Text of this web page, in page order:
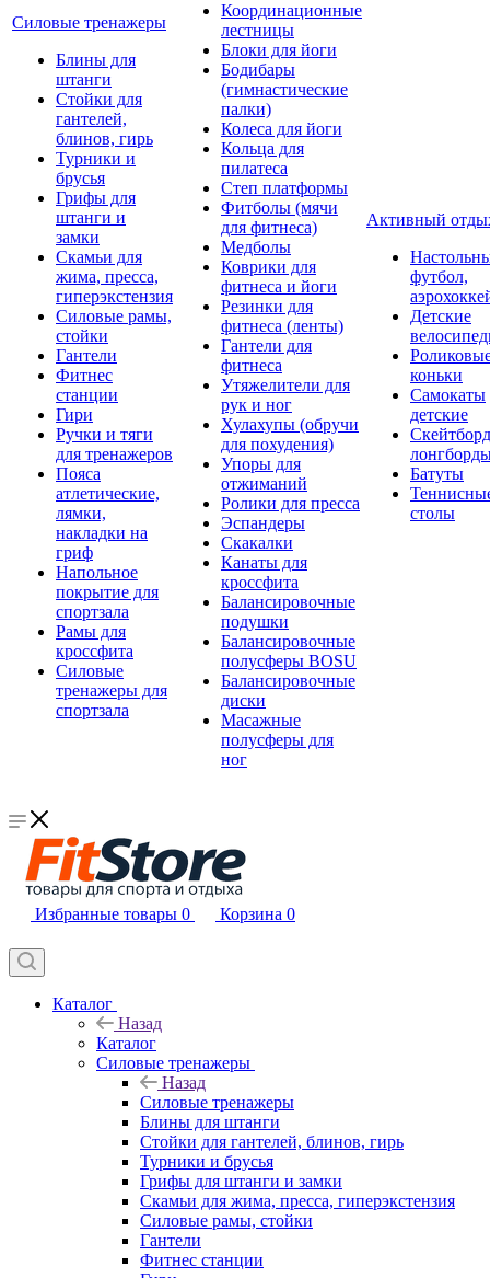
Силовые тренажеры
Блины для
штанги
Стойки для
гантелей,
блинов, гирь
Турники и
брусья
Грифы для
штанги и
замки
Скамьи для
жима, пресса,
гиперэкстензия
Силовые рамы,
стойки
Гантели
Фитнес
станции
Гири
Ручки и тяги
для тренажеров
Пояса
атлетические,
лямки,
накладки на
гриф
Напольное
покрытие для
спортзала
Рамы для
кроссфита
Силовые
тренажеры для
спортзала
Координационные
лестницы
Блоки для йоги
Бодибары
(гимнастические
палки)
Колеса для йоги
Кольца для
пилатеса
Степ платформы
Фитболы (мячи
для фитнеса)
Медболы
Коврики для
фитнеса и йоги
Резинки для
фитнеса (ленты)
Гантели для
фитнеса
Утяжелители для
рук и ног
Хулахупы (обручи
для похудения)
Упоры для
отжиманий
Ролики для пресса
Эспандеры
Скакалки
Канаты для
кроссфита
Балансировочные
подушки
Балансировочные
полусферы BOSU
Балансировочные
диски
Масажные
полусферы для
ног
Активный
футбол,
Детские
коньки
Самокаты
детские
Батуты
столы
Избранные товары 0 Корзина 0
Каталог
Назад
Каталог
Силовые тренажеры
Назад
Силовые тренажеры
Блины для штанги
Стойки для гантелей, блинов, гирь
Турники и брусья
Грифы для штанги и замки
Скамьи для жима, пресса, гиперэкстензия
Силовые рамы, стойки
Гантели
Фитнес станции